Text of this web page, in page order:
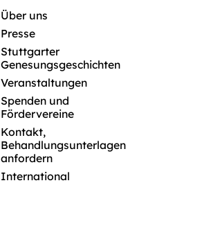
Über uns
Presse
Stuttgarter
Genesungsgeschichten
Veranstaltungen
Spenden und
Fördervereine
Kontakt,
Behandlungsunterlagen
anfordern
International